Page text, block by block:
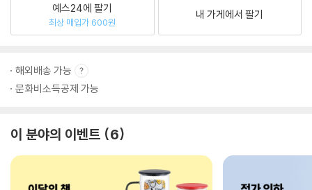
예스24에 팔기
최상 매입가 600원
내 가게에서 팔기
해외배송 가능
문화비소득공제 가능
이 분야의 이벤트 6